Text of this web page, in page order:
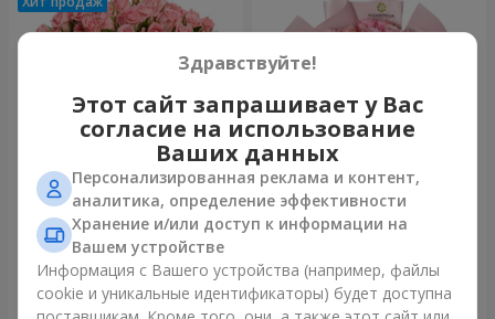
Цветы в коробке "Розовый
оазис"
2 874 грн
Букет "25 роз Athena
Royale"
1 624 грн
Здравствуйте!
Этот сайт запрашивает у Вас
согласие на использование
Ваших данных
Персонализированная реклама и контент,
аналитика, определение эффективности
Хранение и/или доступ к информации на
Вашем устройстве
Информация с Вашего устройства (например, файлы
cookie и уникальные идентификаторы) будет доступна